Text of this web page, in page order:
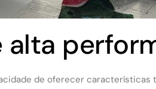
de oferecer características